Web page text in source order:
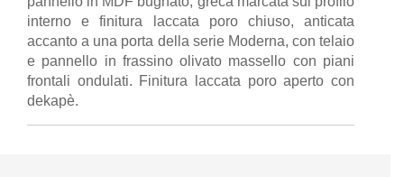
interno e finitura laccata poro chiuso, anticata
accanto a una porta della serie Moderna, con telaio
e pannello in frassino olivato massello con piani
frontali ondulati. Finitura laccata poro aperto con
dekapè.